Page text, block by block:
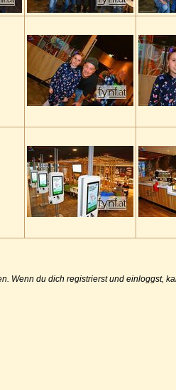
Wenn du dich registrierst und einloggst,